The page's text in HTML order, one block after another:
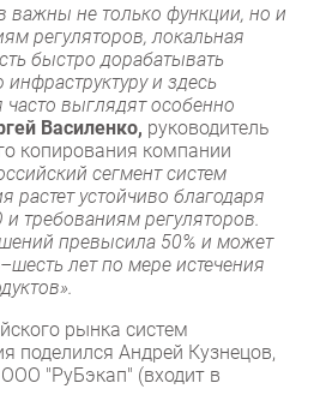
важны не только функции, но и
регуляторов, локальная
быстро дорабатывать
и здесь
выглядят особенно
Василенко, руководитель
копирования компании
сегмент систем
растет устойчиво благодаря
требованиям регуляторов.
превысила 50% и может
лет по мере истечения
рынка систем
поделился Андрей Кузнецов,
"РуБэкап" (входит в